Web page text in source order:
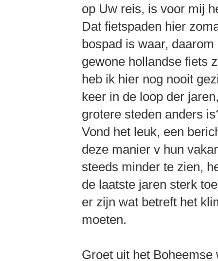
op Uw reis, is voor mij
Dat fietspaden hier
bospad is waar,
gewone hollandse fiets
heb ik hier nog nooit
keer in de loop der
grotere steden anders
Vond het leuk, een
deze manier v hun
steeds minder te zien,
de laatste jaren sterk
er zijn wat betreft het
moeten.
Groet uit het Boheemse